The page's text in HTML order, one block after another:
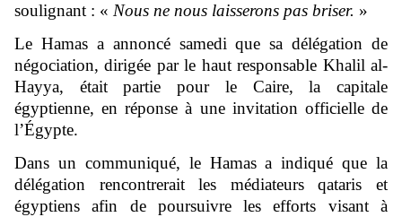
soulignant : « Nous ne nous laisserons pas briser. »
Le Hamas a annoncé samedi que sa délégation de
négociation, dirigée par le haut responsable Khalil al-
Hayya, était partie pour le Caire, la capitale
égyptienne, en réponse à une invitation officielle de
l’Égypte.
Dans un communiqué, le Hamas a indiqué que la
délégation rencontrerait les médiateurs qataris et
égyptiens afin de poursuivre les efforts visant à